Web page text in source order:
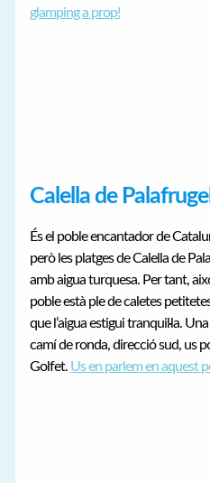
glamping a prop!
Calella de Palafrugell
És el poble encantador de
però les platges de Calella de
amb aigua turquesa. Per tant,
poble està ple de caletes
que l’aigua estigui tranquil·la.
camí de ronda, direcció sud, us
Golfet. Us en parlem en aquest